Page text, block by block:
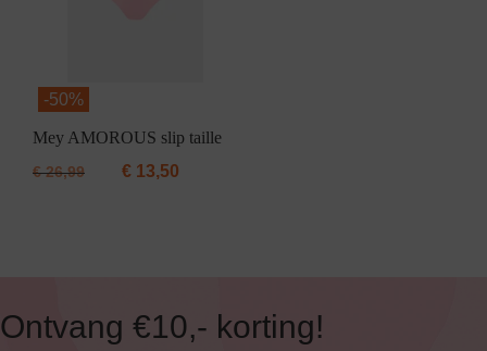
-50%
Mey AMOROUS slip taille
€26,99 € 13,50
Ontvang €10,- korting!